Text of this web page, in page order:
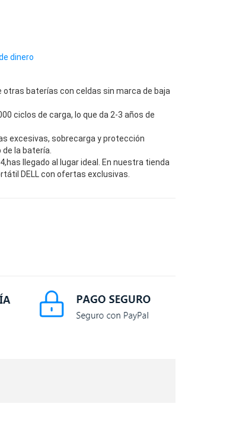
dinero
otras baterías con celdas sin marca de baja
ciclos de carga, lo que da 2-3 años de
excesivas, sobrecarga y protección
la batería.
llegado al lugar ideal. En nuestra tienda
DELL con ofertas exclusivas.